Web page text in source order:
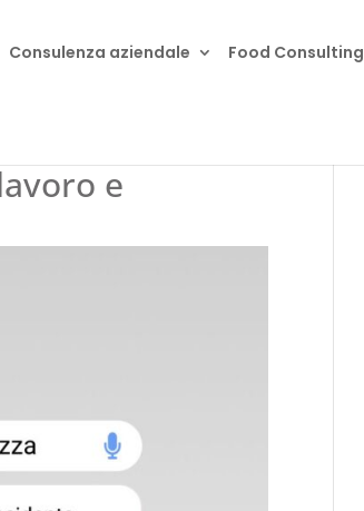
Consulenza aziendale Food Consulting
e